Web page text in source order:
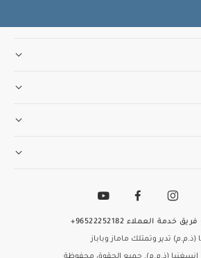
(ذ.م.م) تدير وتمتلك ماماز وباباز
خدمة العملاء 96522252182+